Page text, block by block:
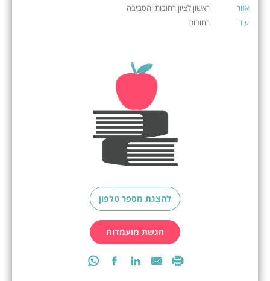
אזור
ראשון לציון רחובות והסביבה
עיר
רחובות
להצגת מספר טלפון
הגשת מועמדות